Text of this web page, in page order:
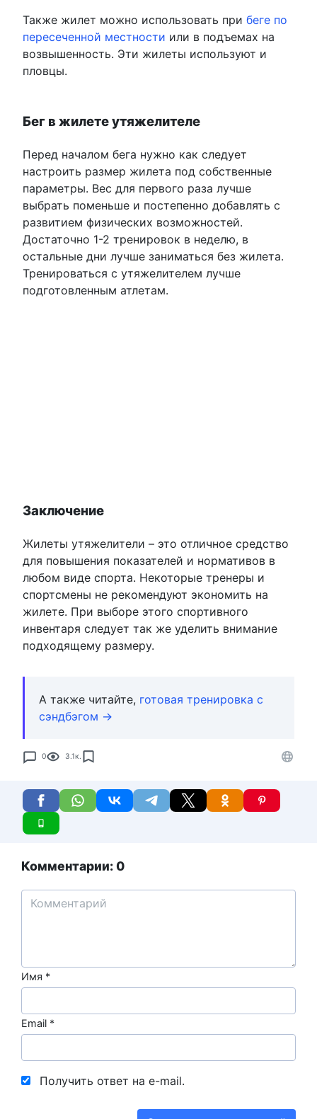
Также жилет можно использовать при беге по
пересеченной местности или в подъемах на
возвышенность. Эти жилеты используют и
пловцы.
Бег в жилете утяжелителе
Перед началом бега нужно как следует
настроить размер жилета под собственные
параметры. Вес для первого раза лучше
выбрать поменьше и постепенно добавлять с
развитием физических возможностей.
Достаточно 1-2 тренировок в неделю, в
остальные дни лучше заниматься без жилета.
Тренироваться с утяжелителем лучше
подготовленным атлетам.
Заключение
Жилеты утяжелители – это отличное средство
для повышения показателей и нормативов в
любом виде спорта. Некоторые тренеры и
спортсмены не рекомендуют экономить на
жилете. При выборе этого спортивного
инвентаря следует так же уделить внимание
подходящему размеру.
А также читайте, готовая тренировка с
сэндбэгом →
0 3.1к.
Комментарии: 0
Имя *
Email *
Получить ответ на e-mail.